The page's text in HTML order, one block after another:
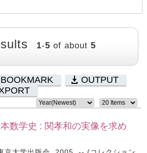
1-5 of about 5
BOOKMARK
OUTPUT
数学史 : 関孝和の実像を求め